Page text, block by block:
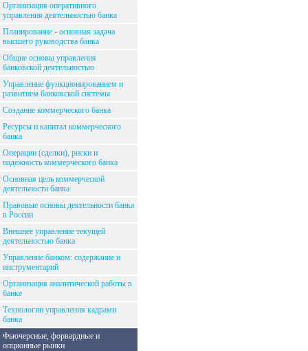
Организация оперативного
управления деятельностью банка
Планирование - основная задача
высшего руководства банка
Общие основы управления
банковской деятельностью
Управление функционированием и
развитием банковской системы
Создание коммерческого банка
Ресурсы и капитал коммерческого
банка
Операции (сделки), риски и
надежность коммерческого банка
Основная цель коммерческой
деятельности банка
Правовые основы деятельности банка
в России
Внешнее управление текущей
деятельностью банка
Управление банком: содержание и
инструментарий
Организация аналитической работы в
банке
Технологии управления кадрами
банка
Фьючерсные, форвардные и
опционные рынки